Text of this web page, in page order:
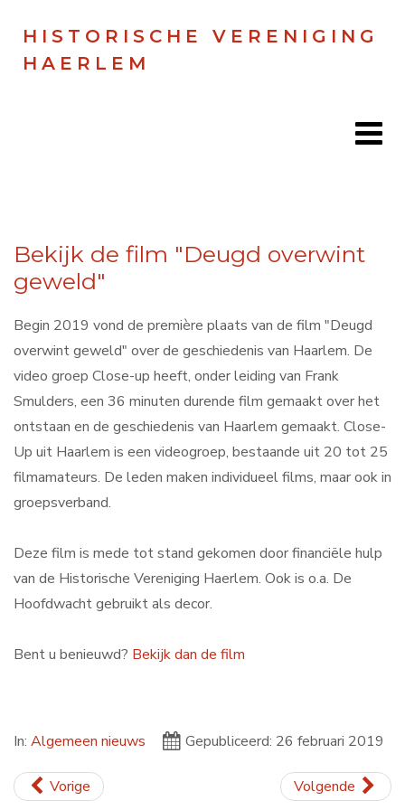
HISTORISCHE VERENIGING
HAERLEM
Doen
Zien
Over ons
Contact
Search
Bekijk de film "Deugd overwint
geweld"
Begin 2019 vond de première plaats van de film "Deugd
overwint geweld" over de geschiedenis van Haarlem. De
video groep Close-up heeft, onder leiding van Frank
Smulders, een 36 minuten durende film gemaakt over het
ontstaan en de geschiedenis van Haarlem gemaakt. Close-
Up uit Haarlem is een videogroep, bestaande uit 20 tot 25
filmamateurs. De leden maken individueel films, maar ook in
groepsverband.
Deze film is mede tot stand gekomen door financiële hulp
van de Historische Vereniging Haerlem. Ook is o.a. De
Hoofdwacht gebruikt als decor.
Bent u benieuwd? Bekijk dan de film
In: Algemeen nieuws Gepubliceerd: 26 februari 2019
Vorige Volgende